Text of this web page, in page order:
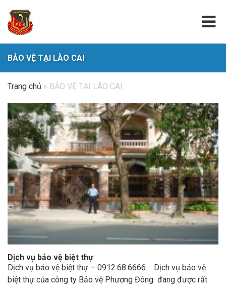
BẢO VỆ TẠI LÀO CAI
Trang chủ » BẢO VỆ TẠI LÀO CAI
Dịch vụ bảo vệ biệt thự
Dịch vụ bảo vệ biệt thự – 0912.68.6666 Dịch vụ bảo vệ
biệt thự của công ty Bảo vệ Phương Đông đang được rất